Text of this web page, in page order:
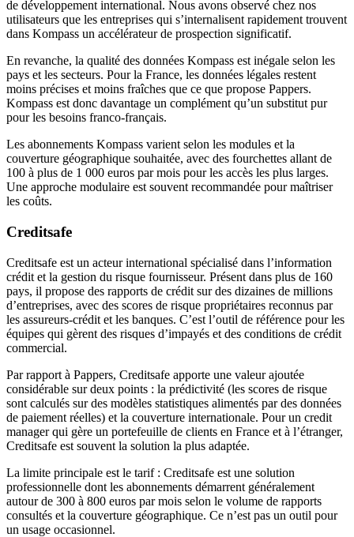
de développement international. Nous avons observé chez nos
utilisateurs que les entreprises qui s’internalisent rapidement trouvent
dans Kompass un accélérateur de prospection significatif.
En revanche, la qualité des données Kompass est inégale selon les
pays et les secteurs. Pour la France, les données légales restent
moins précises et moins fraîches que ce que propose Pappers.
Kompass est donc davantage un complément qu’un substitut pur
pour les besoins franco-français.
Les abonnements Kompass varient selon les modules et la
couverture géographique souhaitée, avec des fourchettes allant de
100 à plus de 1 000 euros par mois pour les accès les plus larges.
Une approche modulaire est souvent recommandée pour maîtriser
les coûts.
Creditsafe
Creditsafe est un acteur international spécialisé dans l’information
crédit et la gestion du risque fournisseur. Présent dans plus de 160
pays, il propose des rapports de crédit sur des dizaines de millions
d’entreprises, avec des scores de risque propriétaires reconnus par
les assureurs-crédit et les banques. C’est l’outil de référence pour les
équipes qui gèrent des risques d’impayés et des conditions de crédit
commercial.
Par rapport à Pappers, Creditsafe apporte une valeur ajoutée
considérable sur deux points : la prédictivité (les scores de risque
sont calculés sur des modèles statistiques alimentés par des données
de paiement réelles) et la couverture internationale. Pour un credit
manager qui gère un portefeuille de clients en France et à l’étranger,
Creditsafe est souvent la solution la plus adaptée.
La limite principale est le tarif : Creditsafe est une solution
professionnelle dont les abonnements démarrent généralement
autour de 300 à 800 euros par mois selon le volume de rapports
consultés et la couverture géographique. Ce n’est pas un outil pour
un usage occasionnel.